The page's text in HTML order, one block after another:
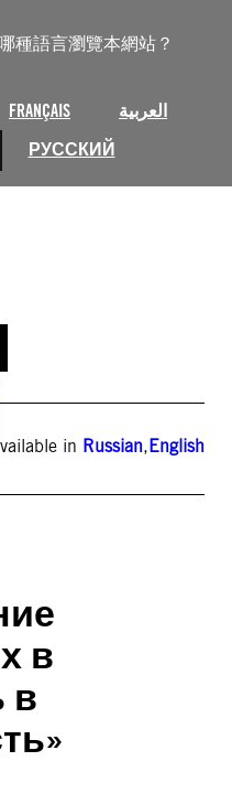
種語言瀏覽本網站？
FRANÇAIS
العربية
РУССКИЙ
in Russian,English
в
в